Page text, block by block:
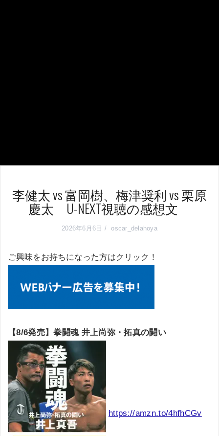
李健太 vs 富岡樹、梅津奨利 vs 栗原
慶太 U-NEXT視聴の感想文
2026年6月6日 oscar_delahoya
ご興味をお持ちになった方はクリック！
【8/6発売】拳闘魂 井上尚弥・拓真の闘い
https://amzn.to/4hfhCGv